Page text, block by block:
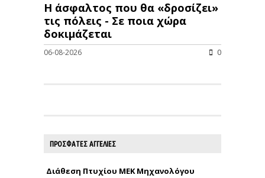
Η άσφαλτος που θα «δροσίζει»
τις πόλεις - Σε ποια χώρα
δοκιμάζεται
06-08-2026 0
ΠΡΟΣΦΑΤΕΣ ΑΓΓΕΛΙΕΣ
Διάθεση Πτυχίου ΜΕΚ Μηχανολόγου